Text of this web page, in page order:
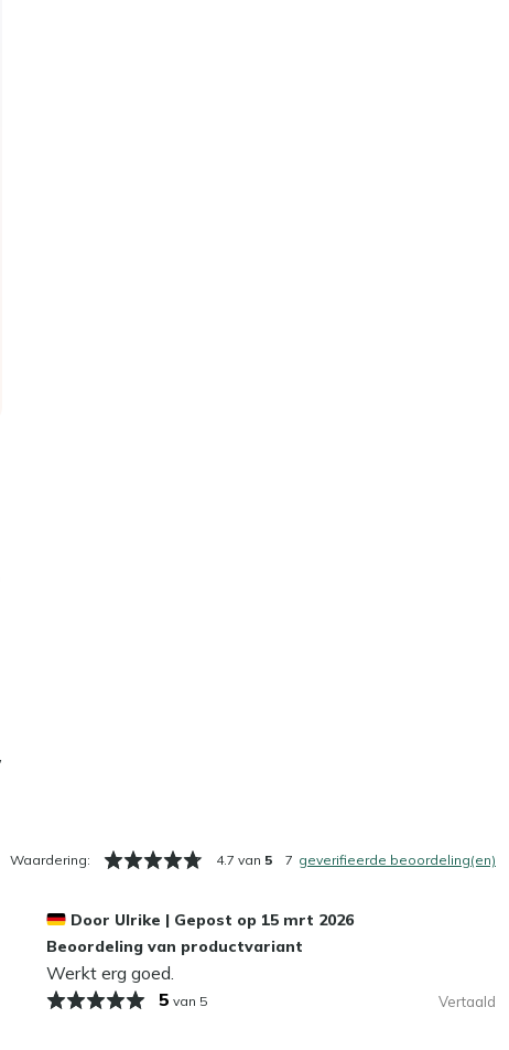
Waardering: 4.7 van 5 7 geverifieerde beoordeling(en)
Door Ulrike | Gepost op 15 mrt 2026
Beoordeling van productvariant
Werkt erg goed.
5 van 5 Vertaald